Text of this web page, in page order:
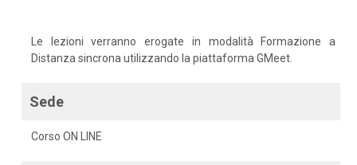
Le lezioni verranno erogate in modalità Formazione a
Distanza sincrona utilizzando la piattaforma GMeet.
Sede
Corso ON LINE